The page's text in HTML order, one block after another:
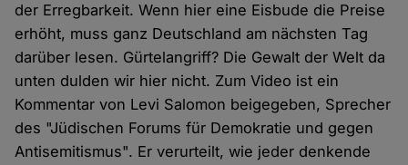
der Erregbarkeit. Wenn hier eine Eisbude die Preise
erhöht, muss ganz Deutschland am nächsten Tag
darüber lesen. Gürtelangriff? Die Gewalt der Welt da
unten dulden wir hier nicht. Zum Video ist ein
Kommentar von Levi Salomon beigegeben, Sprecher
des "Jüdischen Forums für Demokratie und gegen
Antisemitismus". Er verurteilt, wie jeder denkende